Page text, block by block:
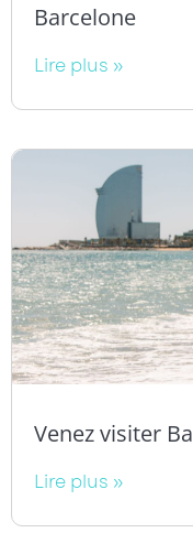
Barcelone
Lire plus »
Venez visiter
Lire plus »